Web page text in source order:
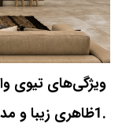
ویژگی‌های تیوی
1.ظاهری زیبا و